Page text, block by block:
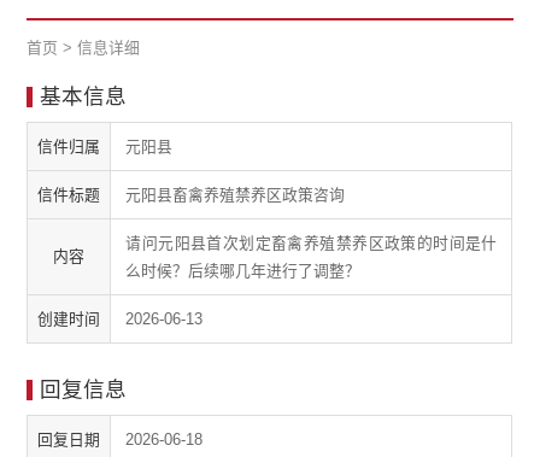
首页 > 信息详细
基本信息
信件归属 元阳县
信件标题 元阳县畜禽养殖禁养区政策咨询
内容
请问元阳县首次划定畜禽养殖禁养区政策的时间是什
么时候？后续哪几年进行了调整？
创建时间 2026-06-13
回复信息
回复日期 2026-06-18